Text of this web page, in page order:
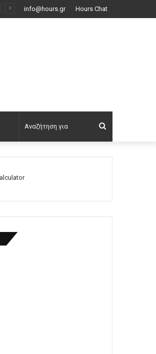
info@hours.gr Hours Chat
για